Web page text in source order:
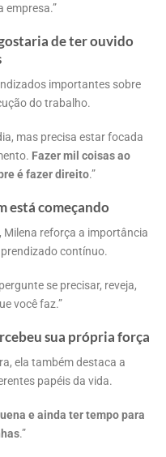
empresa.”
de ter ouvido
importantes sobre
do trabalho.
mas precisa estar focada
Fazer mil coisas ao
é fazer direito.”
está começando
Milena reforça a importância
contínuo.
se precisar, reveja,
você faz.”
sua própria força
ela também destaca a
papéis da vida.
e ainda ter tempo para
.”